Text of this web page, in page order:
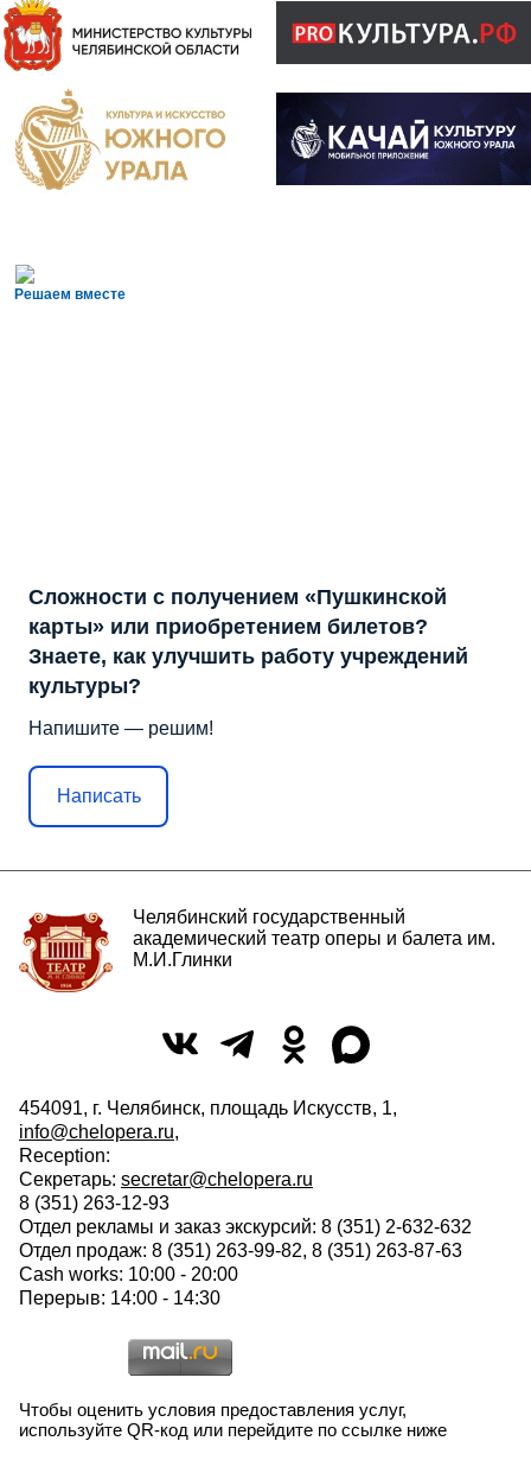
Решаем вместе
Сложности с получением «Пушкинской
карты» или приобретением билетов?
Знаете, как улучшить работу учреждений
культуры?
Напишите — решим!
Написать
Челябинский государственный
академический театр оперы и балета им.
М.И.Глинки
454091, г. Челябинск, площадь Искусств, 1,
info@chelopera.ru,
Reception:
Секретарь: secretar@chelopera.ru
8 (351) 263-12-93
Отдел рекламы и заказ экскурсий: 8 (351) 2-632-632
Отдел продаж: 8 (351) 263-99-82, 8 (351) 263-87-63
Cash works: 10:00 - 20:00
Перерыв: 14:00 - 14:30
Чтобы оценить условия предоставления услуг,
используйте QR-код или перейдите по ссылке ниже